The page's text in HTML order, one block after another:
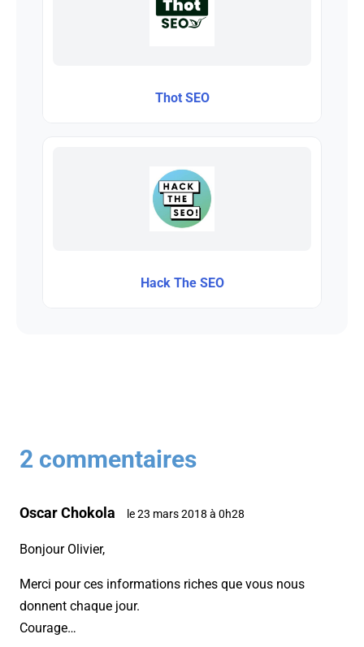
Thot SEO
Hack The SEO
2 commentaires
Oscar Chokola le 23 mars 2018 à 0h28
Bonjour Olivier,
Merci pour ces informations riches que vous nous
donnent chaque jour.
Courage…